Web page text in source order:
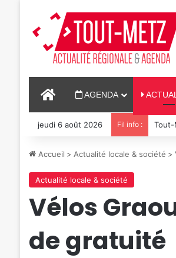
ACCUEILAGENDA
jeudi 6 août 2026 Fil info : Tout-
Accueil > Actualité locale & société >
Actualité locale & société
Vélos
de gratuité